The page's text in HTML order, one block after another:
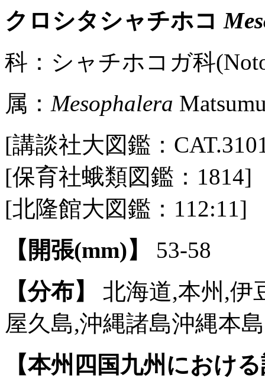
クロシタシャチホコ
科：シャチホコガ科
属： Mesophalera
[講談社大図鑑：
[保育社蛾類図鑑：1814]
[北隆館大図鑑：112:11]
【開張(mm)】
53-58
【分布】
北海道,本州,伊
屋久島,沖縄諸島沖縄本
【本州四国九州におけ